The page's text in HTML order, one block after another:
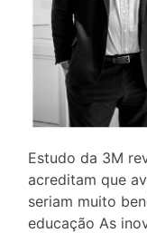
Estudo da 3M
acreditam que
seriam muito
educação As